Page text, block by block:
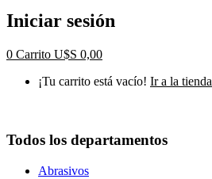
Iniciar sesión
0 Carrito U$S 0,00
¡Tu carrito está vacío! Ir a la tienda
Todos los departamentos
Abrasivos